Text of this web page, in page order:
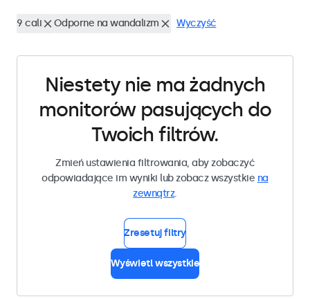
9 cali Odporne na wandalizm Wyczyść
Niestety nie ma żadnych
monitorów pasujących do
Twoich filtrów.
Zmień ustawienia filtrowania, aby zobaczyć
odpowiadające im wyniki lub zobacz wszystkie na
zewnątrz.
Zresetuj filtry
Wyświetl wszystkie